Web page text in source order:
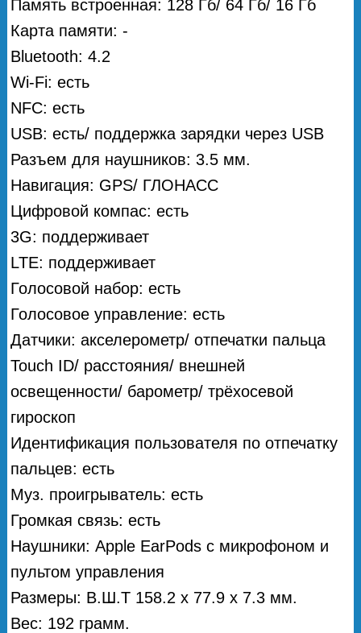
Память встроенная: 128 Гб/ 64 Гб/ 16 Гб
Карта памяти: -
Bluetooth: 4.2
Wi-Fi: есть
NFC: есть
USB: есть/ поддержка зарядки через USB
Разъем для наушников: 3.5 мм.
Навигация: GPS/ ГЛОНАСС
Цифровой компас: есть
3G: поддерживает
LTE: поддерживает
Голосовой набор: есть
Голосовое управление: есть
Датчики: акселерометр/ отпечатки пальца
Touch ID/ расстояния/ внешней
освещенности/ барометр/ трёхосевой
гироскоп
Идентификация пользователя по отпечатку
пальцев: есть
Муз. проигрыватель: есть
Громкая связь: есть
Наушники: Apple EarPods с микрофоном и
пультом управления
Размеры: В.Ш.Т 158.2 x 77.9 x 7.3 мм.
Вес: 192 грамм.